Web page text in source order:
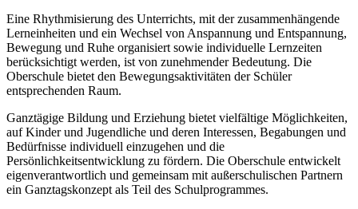
Eine Rhythmisierung des Unterrichts, mit der zusammenhängende
Lerneinheiten und ein Wechsel von Anspannung und Entspannung,
Bewegung und Ruhe organisiert sowie individuelle Lernzeiten
berücksichtigt werden, ist von zunehmender Bedeutung. Die
Oberschule bietet den Bewegungsaktivitäten der Schüler
entsprechenden Raum.
Ganztägige Bildung und Erziehung bietet vielfältige Möglichkeiten,
auf Kinder und Jugendliche und deren Interessen, Begabungen und
Bedürfnisse individuell einzugehen und die
Persönlichkeitsentwicklung zu fördern. Die Oberschule entwickelt
eigenverantwortlich und gemeinsam mit außerschulischen Partnern
ein Ganztagskonzept als Teil des Schulprogrammes.